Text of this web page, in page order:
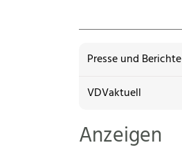
Presse und Berichte
VDVaktuell
Anzeigen